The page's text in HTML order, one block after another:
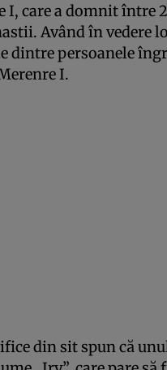
I, care a domnit între
Având în vedere
dintre persoanele
I.
din sit spun că